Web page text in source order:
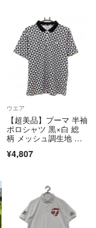
ウエア
【超美品】プーマ 半袖
ポロシャツ 黒×白 総
柄 メッシュ調生地 ロ
ズ L ゴルフウェア PU
¥4,807